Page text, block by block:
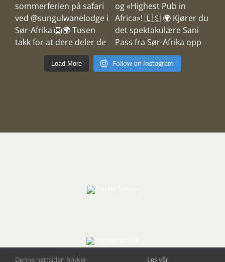
Load More Follow on Instagram
Denne nettsiden bruker Les vår